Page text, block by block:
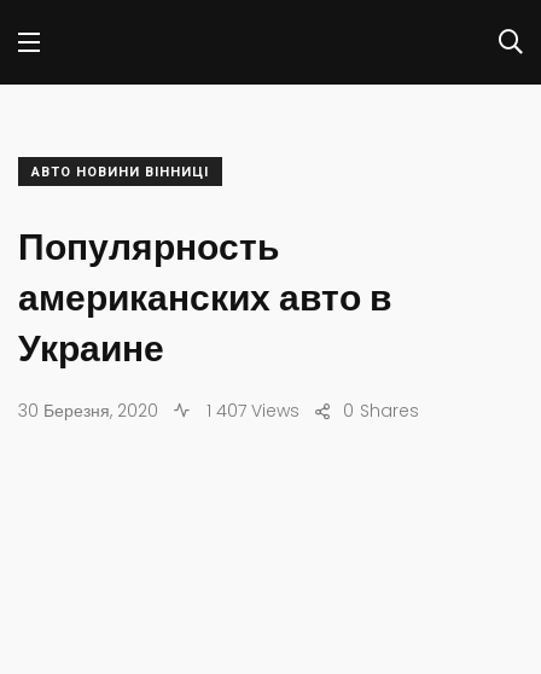
АВТО НОВИНИ ВІННИЦІ
Популярность
американских авто в
Украине
30 Березня, 2020 1 407 Views Shares
0